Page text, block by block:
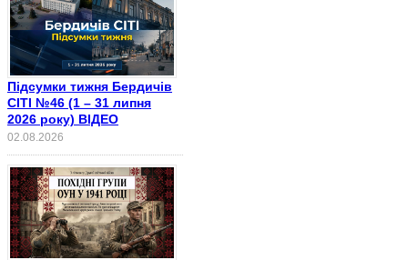
Підсумки тижня Бердичів
СІТІ №46 (1 – 31 липня
2026 року) ВІДЕО
02.08.2026